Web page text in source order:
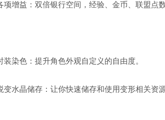
益：双倍银行空间，经验、金币、联盟点数
色：提升角色外观自定义的自由度。
晶储存：让你快速储存和使用变形相关资源